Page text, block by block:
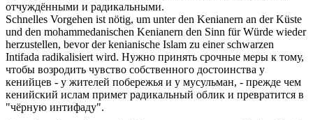
отчуждёнными и радикальными.
Schnelles Vorgehen ist nötig, um unter den Kenianern an der Küste
und den mohammedanischen Kenianern den Sinn für Würde wieder
herzustellen, bevor der kenianische Islam zu einer schwarzen
Intifada radikalisiertwird. Нужно принять срочные меры к тому,
чтобы возродить чувство собственного достоинства у
кенийцев - у жителей побережья и у мусульман, - прежде чем
кенийский ислам примет радикальный облик и превратится в
"чёрную интифаду".